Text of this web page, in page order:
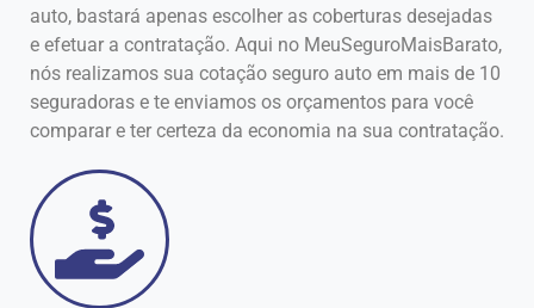
auto, bastará apenas escolher as coberturas desejadas
e efetuar a contratação. Aqui no MeuSeguroMaisBarato,
nós realizamos sua cotação seguro auto em mais de 10
seguradoras e te enviamos os orçamentos para você
comparar e ter certeza da economia na sua contratação.